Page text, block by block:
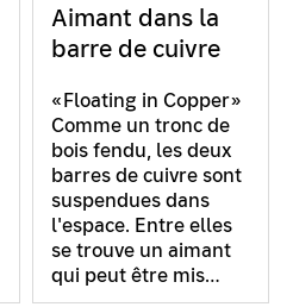
Aimant dans la
barre de cuivre
«Floating in Copper»
Comme un tronc de
bois fendu, les deux
barres de cuivre sont
suspendues dans
l'espace. Entre elles
se trouve un aimant
qui peut être mis…